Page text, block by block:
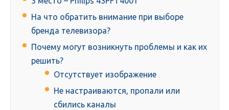
На что обратить внимание при выборе
бренда телевизора?
Почему могут возникнуть проблемы и как их
решить?
Отсутствует изображение
Не настраиваются, пропали или
сбились каналы